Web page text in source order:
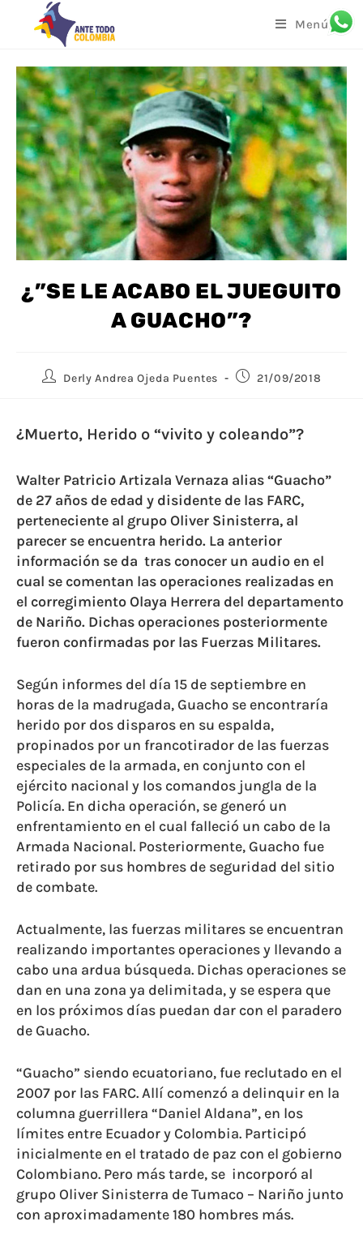
Menú
¿”SE LE ACABO EL JUEGUITO
A GUACHO”?
Derly Andrea Ojeda Puentes 21/09/2018
¿Muerto, Herido o “vivito y coleando”?
Walter Patricio Artizala Vernaza alias “Guacho”
de 27 años de edad y disidente de las FARC,
perteneciente al grupo Oliver Sinisterra, al
parecer se encuentra herido. La anterior
información se da tras conocer un audio en el
cual se comentan las operaciones realizadas en
el corregimiento Olaya Herrera del departamento
de Nariño. Dichas operaciones posteriormente
fueron confirmadas por las Fuerzas Militares.
Según informes del día 15 de septiembre en
horas de la madrugada, Guacho se encontraría
herido por dos disparos en su espalda,
propinados por un francotirador de las fuerzas
especiales de la armada, en conjunto con el
ejército nacional y los comandos jungla de la
Policía. En dicha operación, se generó un
enfrentamiento en el cual falleció un cabo de la
Armada Nacional. Posteriormente, Guacho fue
retirado por sus hombres de seguridad del sitio
de combate.
Actualmente, las fuerzas militares se encuentran
realizando importantes operaciones y llevando a
cabo una ardua búsqueda. Dichas operaciones se
dan en una zona ya delimitada, y se espera que
en los próximos días puedan dar con el paradero
de Guacho.
“Guacho” siendo ecuatoriano, fue reclutado en el
2007 por las FARC. Allí comenzó a delinquir en la
columna guerrillera “Daniel Aldana”, en los
límites entre Ecuador y Colombia. Participó
inicialmente en el tratado de paz con el gobierno
Colombiano. Pero más tarde, se incorporó al
grupo Oliver Sinisterra de Tumaco – Nariño junto
con aproximadamente 180 hombres más.